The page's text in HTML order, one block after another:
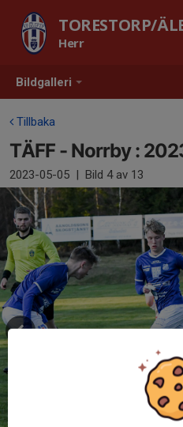
Bildgalleri
TORESTORP/
Herr
Tillbaka
TÄFF - Norrby :
2023-05-05 | Bild 4av 13